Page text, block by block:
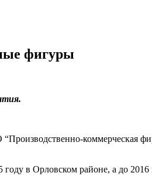
фигуры
коммерческая
в Орловском районе, а до